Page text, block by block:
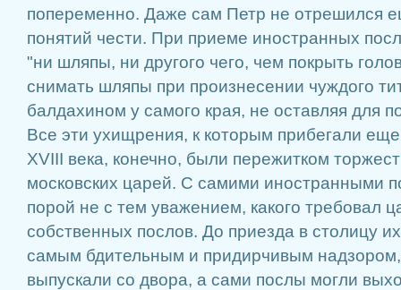
попеременно. Даже сам Петр не отрешился
понятий чести. При приеме иностранных
"ни шляпы, ни другого чего, чем покрыть
снимать шляпы при произнесении чуждого
балдахином у самого края, не оставляя для
Все эти ухищрения, к которым прибегали
XVIII века, конечно, были пережитком
московских царей. С самими иностранными
порой не с тем уважением, какого требовал
собственных послов. До приезда в столицу
самым бдительным и придирчивым
выпускали со двора, а сами послы могли